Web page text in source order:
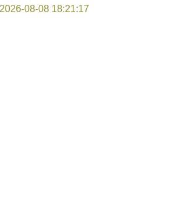
的艺术边界08-08 18:21:17